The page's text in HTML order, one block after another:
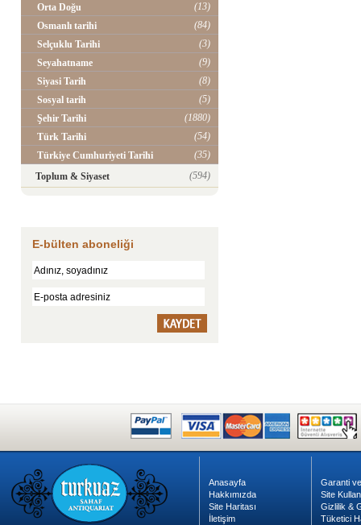
Orta Doğu
(13)
Osmanlı tarihi
(84)
Selçuklu Tarihi
(3)
Seyahatname
(9)
Siyasi Tarih
(8)
Sosyal tarih
(5)
Şehir Tarihi
(1880)
Türk Tarihi
(54)
Türkiye Cumhuriyeti Tarihi
(35)
Toplum & Siyaset
(594)
E-bülten aboneliği
Anasayfa
Hakkımızda
Site Haritası
İletişim
Garanti
Site
Gizlilik &
Tüketici